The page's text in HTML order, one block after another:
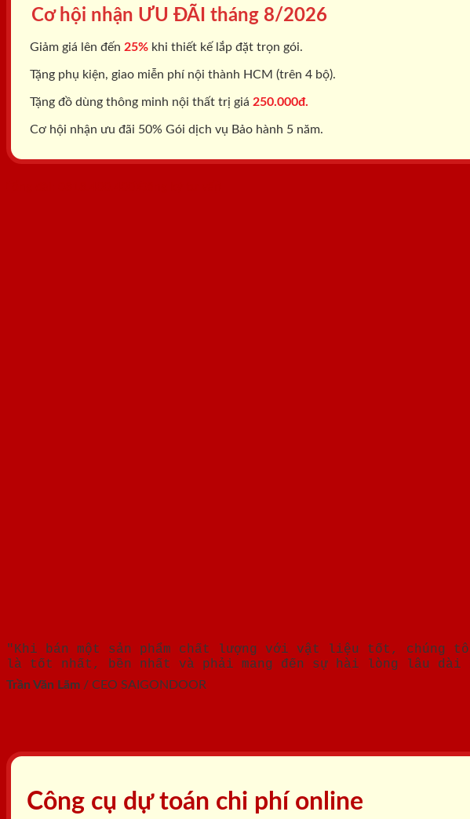
Cơ hội nhận ƯU ĐÃI tháng 8/2026
Giảm giá lên đến 25% khi thiết kế lắp đặt trọn gói.
Tặng phụ kiện, giao miễn phí nội thành HCM (trên 4 bộ).
Tặng đồ dùng thông minh nội thất trị giá 250.000đ.
Cơ hội nhận ưu đãi 50% Gói dịch vụ Bảo hành 5 năm.
"Khi bán một sản phẩm chất lượng với vật liệu tốt, chúng
là tốt nhất, bền nhất và phải mang đến sự hài lòng lâu dài
Trần Văn Lãm / CEO SAIGONDOOR
Công cụ dự toán chi phí online